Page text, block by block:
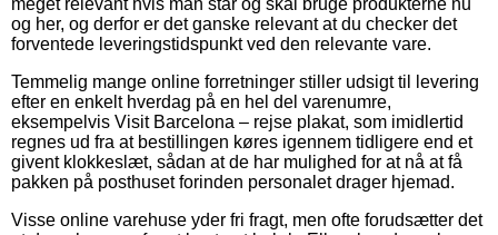
og her, og derfor er det ganske relevant at du checker det
forventede leveringstidspunkt ved den relevante vare.
Temmelig mange online forretninger stiller udsigt til levering
efter en enkelt hverdag på en hel del varenumre,
eksempelvis Visit Barcelona – rejse plakat, som imidlertid
regnes ud fra at bestillingen køres igennem tidligere end et
givent klokkeslæt, sådan at de har mulighed for at nå at få
pakken på posthuset forinden personalet drager hjemad.
Visse online varehuse yder fri fragt, men ofte forudsætter det